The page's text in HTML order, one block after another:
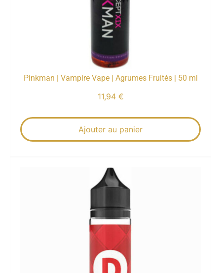
Pinkman | Vampire Vape | Agrumes Fruités | 50 ml
11,94 €
Ajouter au panier